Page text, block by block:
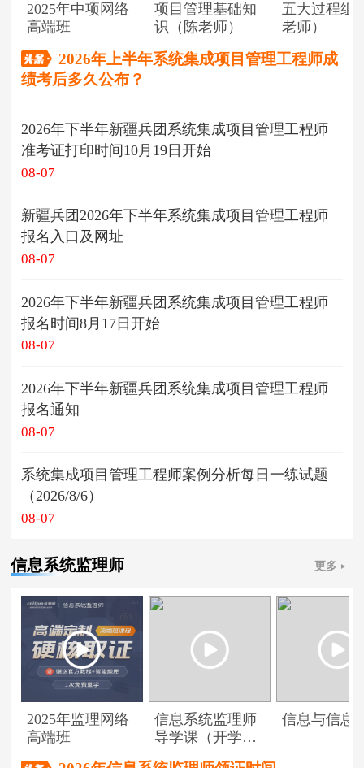
2025年中项网络
高端班
项目管理基础知
识（陈老师）
五大过程组
老师）
2026年上半年系统集成项目管理工程师成
绩考后多久公布？
2026年下半年新疆兵团系统集成项目管理工程师
准考证打印时间10月19日开始
08-07
新疆兵团2026年下半年系统集成项目管理工程师
报名入口及网址
08-07
2026年下半年新疆兵团系统集成项目管理工程师
报名时间8月17日开始
08-07
2026年下半年新疆兵团系统集成项目管理工程师
报名通知
08-07
系统集成项目管理工程师案例分析每日一练试题
（2026/8/6）
08-07
信息系统监理师 更多
2025年监理网络
高端班
信息系统监理师
导学课（开学典
信息与信息